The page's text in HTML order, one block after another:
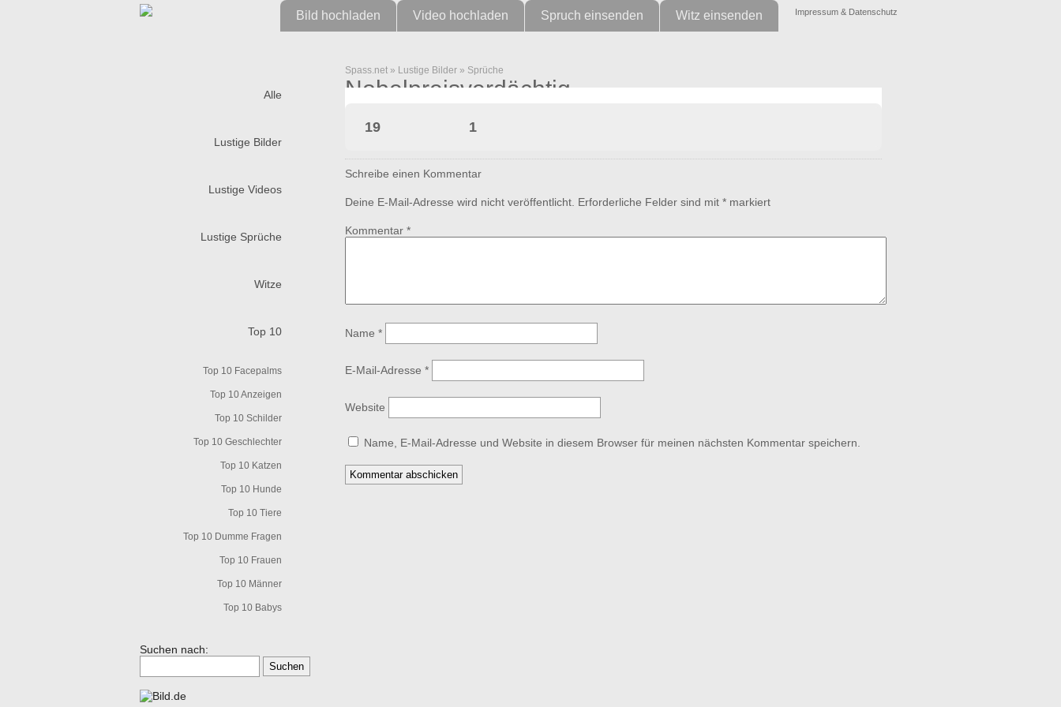
Impressum & Datenschutz
Bild hochladen Video hochladen Spruch einsenden Witz einsenden
Alle
Lustige Bilder
Lustige Videos
Lustige Sprüche
Witze
Top 10
Top 10 Facepalms
Top 10 Anzeigen
Top 10 Schilder
Top 10 Geschlechter
Top 10 Katzen
Top 10 Hunde
Top 10 Tiere
Top 10 Dumme Fragen
Top 10 Frauen
Top 10 Männer
Top 10 Babys
Suchen nach:
Spass.net » Lustige Bilder » Sprüche
Nobelpreisverdächtig
19 1
Schreibe einen Kommentar
Deine E-Mail-Adresse wird nicht veröffentlicht. Erforderliche Felder sind mit * markiert
Kommentar *
Name *
E-Mail-Adresse *
Website
Name, E-Mail-Adresse und Website in diesem Browser für meinen nächsten Kommentar speichern.